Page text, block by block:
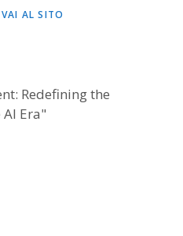
VAI AL SITO
Redefining the
Era"